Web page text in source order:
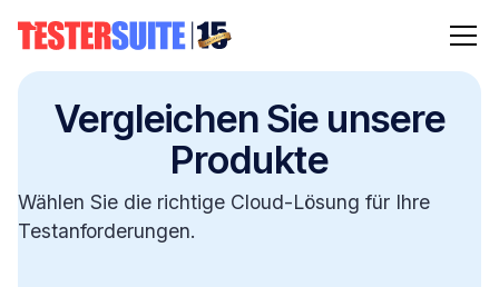
Vergleichen Sie unsere
Produkte
Wählen Sie die richtige Cloud-Lösung für Ihre
Testanforderungen.